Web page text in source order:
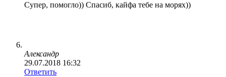
Супер, помогло)) Спасиб, кайфа тебе на морях))
Александр
29.07.2018 16:32
Ответить